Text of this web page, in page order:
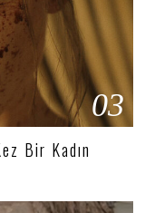
03
Bir Kadın